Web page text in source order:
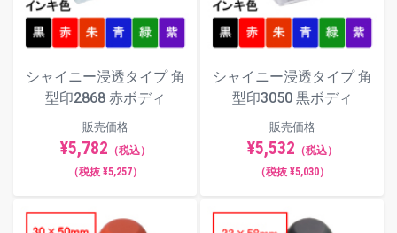
シャイニー浸透タイプ 角
型印2868 赤ボディ
販売価格
¥5,782 （税込）
（税抜 ¥5,257）
シャイニー浸透タイプ 角
型印3050 黒ボディ
販売価格
¥5,532 （税込）
（税抜 ¥5,030）